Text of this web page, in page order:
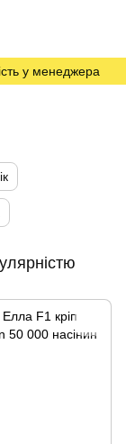
у менеджера